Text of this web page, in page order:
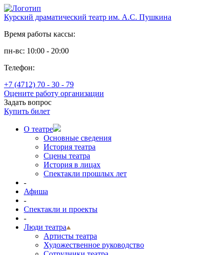
Курский драматический театр им. А.С. Пушкина
Время работы кассы:
пн-вс: 10:00 - 20:00
Телефон:
+7 (4712) 70 - 30 - 79
Оцените работу организации
Задать вопрос
Купить билет
О театре
Основные сведения
История театра
Сцены театра
История в лицах
Спектакли прошлых лет
-
Афиша
-
Спектакли и проекты
-
Люди театра
Артисты театра
Художественное руководство